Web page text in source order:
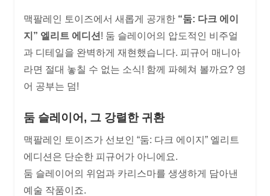
맥팔레인 토이즈에서 새롭게 공개한 “둠: 다크 에이
지” 엘리트 에디션 ! 둠 슬레이어의 압도적인 비주얼
과 디테일을 완벽하게 재현했습니다. 피규어 매니아
라면 절대 놓칠 수 없는 소식! 함께 파헤쳐 볼까요? 영
어 공부는 덤!
둠 슬레이어, 그 강렬한 귀환
맥팔레인 토이즈가 선보인 “둠: 다크 에이지” 엘리트
에디션은 단순한 피규어가 아니에요.
둠 슬레이어의 위엄과 카리스마를 생생하게 담아낸
예술 작품이죠.